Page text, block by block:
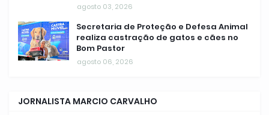
agosto 03, 2026
Secretaria de Proteção e Defesa Animal
realiza castração de gatos e cães no
Bom Pastor
agosto 06, 2026
JORNALISTA MARCIO CARVALHO